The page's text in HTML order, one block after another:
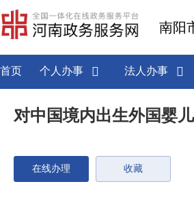
南阳
首页 个人办事 法人办事
对中国境内出生外国婴
在线办理 收藏